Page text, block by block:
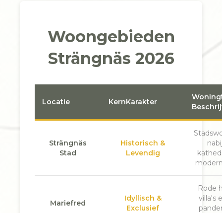
Woongebieden
Strängnäs 2026
Locatie KernKarakter
Strängnäs
Stad
Historisch &
Levendig
Mariefred
Idyllisch &
Exclusief
Rode
villa's